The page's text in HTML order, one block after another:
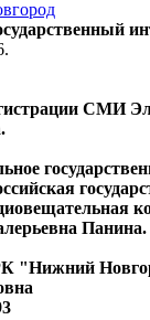
.
СМИ
Панина.
"Нижний